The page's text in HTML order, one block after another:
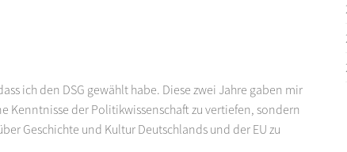
ich den DSG gewählt habe. Diese zwei Jahre gaben mir
Kenntnisse der Politikwissenschaft zu vertiefen, sondern
Geschichte und Kultur Deutschlands und der EU zu